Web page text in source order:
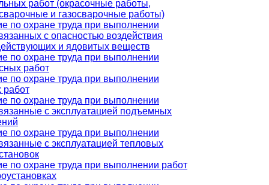
работ (окрасочные работы,
и газосварочные работы)
по охране труда при выполнении
с опасностью воздействия
и ядовитых веществ
по охране труда при выполнении
работ
по охране труда при выполнении
работ
по охране труда при выполнении
с эксплуатацией подъемных
по охране труда при выполнении
с эксплуатацией тепловых
по охране труда при выполнении работ